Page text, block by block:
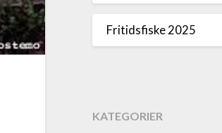
Fritidsfiske 2025
KATEGORIER